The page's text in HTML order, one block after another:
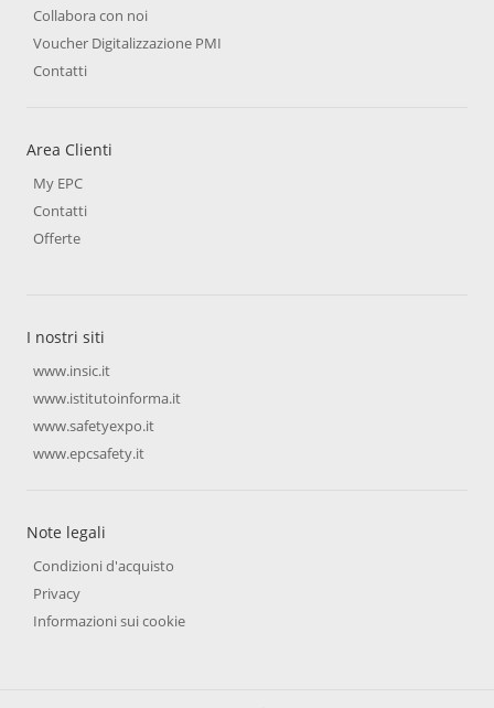
Collabora con noi
Voucher Digitalizzazione PMI
Contatti
Area Clienti
My EPC
Contatti
Offerte
I nostri siti
www.insic.it
www.istitutoinforma.it
www.safetyexpo.it
www.epcsafety.it
Note legali
Condizioni d'acquisto
Privacy
Informazioni sui cookie